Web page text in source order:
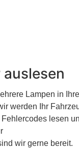
Lampen in
werden Ihr
lesen
wir gerne bereit.